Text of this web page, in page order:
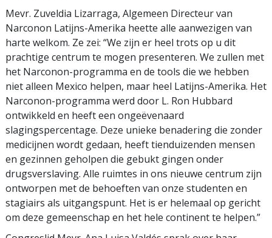
Mevr. Zuveldia Lizarraga, Algemeen Directeur van
Narconon Latijns-Amerika heette alle aanwezigen van
harte welkom. Ze zei: “We zijn er heel trots op u dit
prachtige centrum te mogen presenteren. We zullen met
het Narconon-programma en de tools die we hebben
niet alleen Mexico helpen, maar heel Latijns-Amerika. Het
Narconon-programma werd door L. Ron Hubbard
ontwikkeld en heeft een ongeëvenaard
slagingspercentage. Deze unieke benadering die zonder
medicijnen wordt gedaan, heeft tienduizenden mensen
en gezinnen geholpen die gebukt gingen onder
drugsverslaving. Alle ruimtes in ons nieuwe centrum zijn
ontworpen met de behoeften van onze studenten en
stagiairs als uitgangspunt. Het is er helemaal op gericht
om deze gemeenschap en het hele continent te helpen.”